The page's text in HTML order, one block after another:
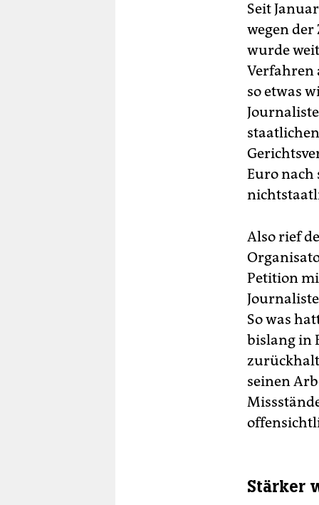
Seit
wegen der
wurde
Verfahren
so etwas
Euro nach
Also rief
Petition
So was
bislang in
seinen
Stärker